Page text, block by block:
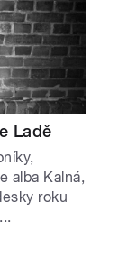
Ladě
alba Kalná,
roku